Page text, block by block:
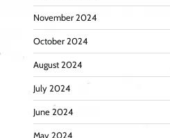
November 2024
October 2024
August 2024
July 2024
June 2024
May 2024